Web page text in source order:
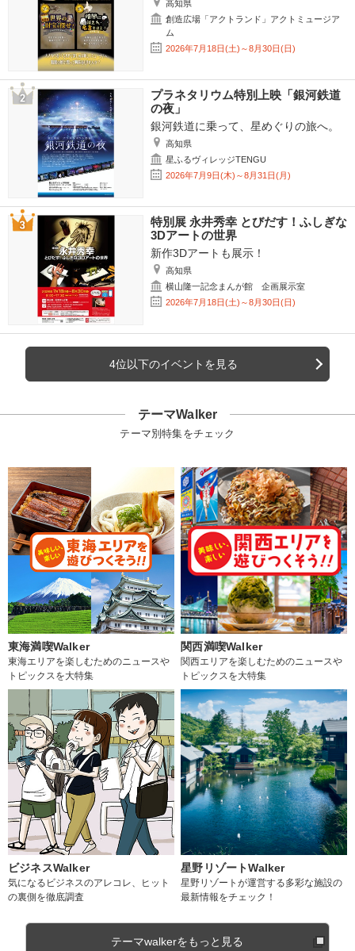
高知県
創造広場「アクトランド」アクトミュージア
ム
2026年7月18日(土)～8月30日(日)
プラネタリウム特別上映「銀河鉄道
の夜」
銀河鉄道に乗って、星めぐりの旅へ。
高知県
星ふるヴィレッジTENGU
2026年7月9日(木)～8月31日(月)
特別展 永井秀幸 とびだす！ふしぎな
3Dアートの世界
新作3Dアートも展示！
高知県
横山隆一記念まんが館 企画展示室
2026年7月18日(土)～8月30日(日)
4位以下のイベントを見る
テーマWalker
テーマ別特集をチェック
東海満喫Walker
東海エリアを楽しむためのニュースや
トピックスを大特集
関西満喫Walker
関西エリアを楽しむためのニュースや
トピックスを大特集
ビジネスWalker
気になるビジネスのアレコレ、ヒット
の裏側を徹底調査
星野リゾートWalker
星野リゾートが運営する多彩な施設の
最新情報をチェック！
テーマwalkerをもっと見る